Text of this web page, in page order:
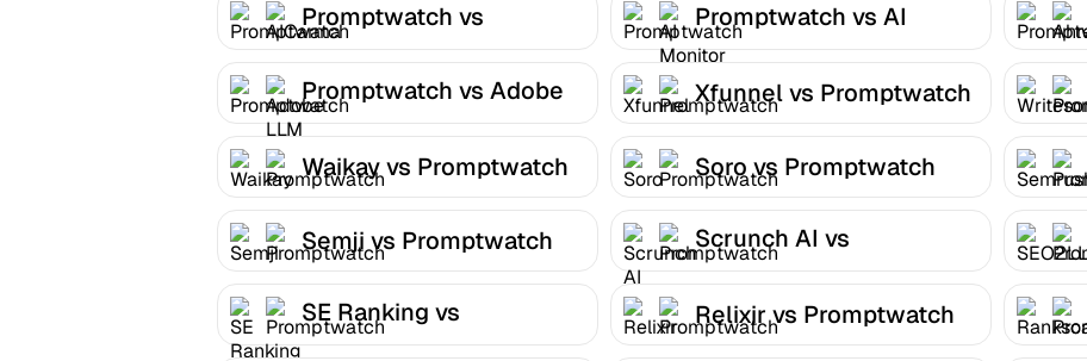
Promptwatch vs
AICarma
Promptwatch vs AI
Monitor
Promptwatch vs Adobe
LLM Optimizer
Xfunnel vs Promptwatch
Waikay vs Promptwatch
Soro vs Promptwatch
Semji vs Promptwatch
Scrunch AI vs
Promptwatch
SE Ranking vs
Promptwatch
Relixir vs Promptwatch